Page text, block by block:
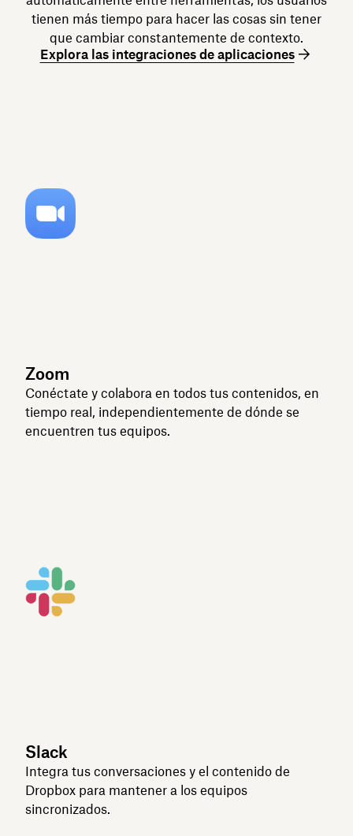
tienen más tiempo para hacer las cosas sin tener
que cambiar constantemente de contexto.
Explora las integraciones de aplicaciones
Zoom
Conéctate y colabora en todos tus contenidos, en
tiempo real, independientemente de dónde se
encuentren tus equipos.
Slack
Integra tus conversaciones y el contenido de
Dropbox para mantener a los equipos
sincronizados.